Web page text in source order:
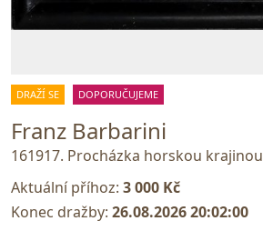
DRAŽÍ SE DOPORUČUJEME
Franz Barbarini
161917. Procházka horskou krajinou
Aktuální příhoz: 3 000 Kč
Konec dražby: 26.08.2026 20:02:00